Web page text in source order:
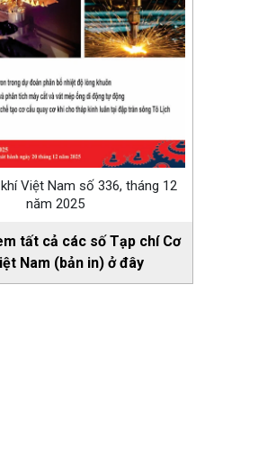
Việt Nam số 336, tháng 12
năm 2025
tất cả các số Tạp chí Cơ
Nam (bản in) ở đây